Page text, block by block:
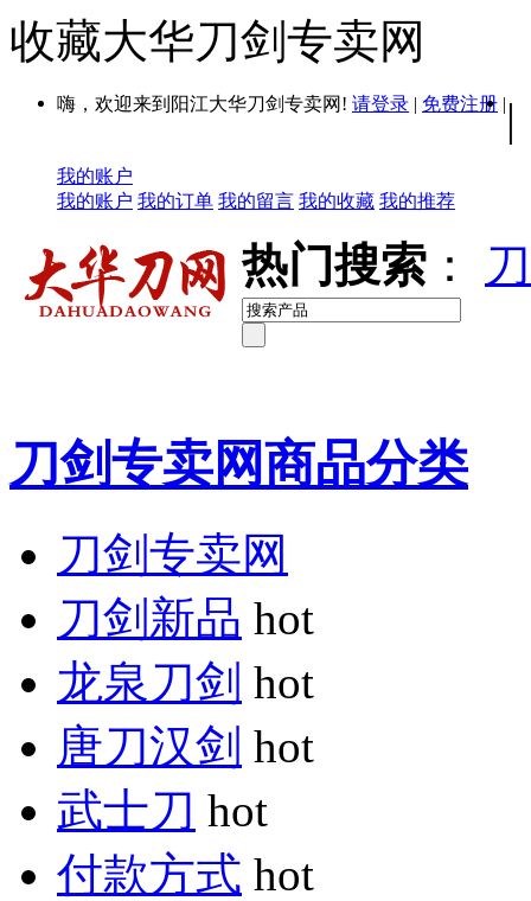
收藏大华刀剑专卖网
嗨，欢迎来到阳江大华刀剑专卖网! 请登录 | 免费注册 | |
我的账户
我的账户 我的订单 我的留言 我的收藏 我的推荐
热门搜索 ：
刀剑专卖网商品分类
刀剑专卖网
刀剑新品 hot
龙泉刀剑 hot
唐刀汉剑 hot
武士刀 hot
付款方式 hot